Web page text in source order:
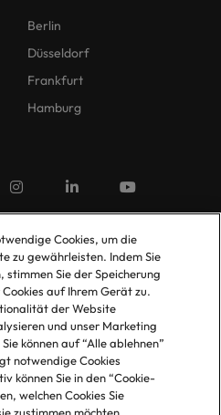
Berlin
Düsseldorf
Frankfurt
Hamburg
Plc. All Rights Reserved.
Cookies, um die
zu gewährleisten. Indem Sie
stimmen Sie der Speicherung
auf Ihrem Gerät zu.
der Website
und unser Marketing
können auf “Alle ablehnen”
notwendige Cookies
können Sie in den “Cookie-
welchen Cookies Sie